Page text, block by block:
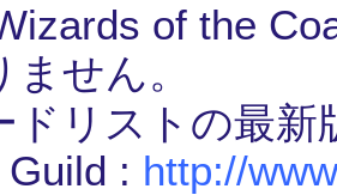
of the
せん。
ドリストの最
: http://